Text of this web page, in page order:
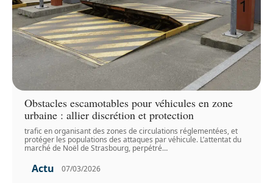
Obstacles escamotables pour véhicules en zone
urbaine : allier discrétion et protection
trafic en organisant des zones de circulations réglementées, et
protéger les populations des attaques par véhicule. L’attentat du
marché de Noël de Strasbourg, perpétré…
Actu 07/03/2026